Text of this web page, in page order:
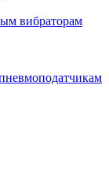
вибраторам